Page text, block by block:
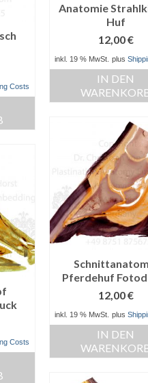
Anatomie
Huf
12,00€
inkl. 19 % MwSt. plus
IN DEN
Costs
Pferdehuf
12,00€
inkl. 19 % MwSt. plus
IN DEN
Costs